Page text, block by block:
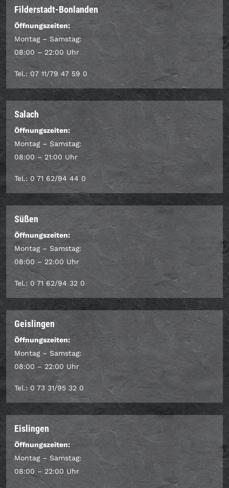
Filderstadt-Bonlanden
Öffnungszeiten:
Montag – Samstag:
08:00 – 22:00 Uhr
Tel.: 07 11/79 47 59 0
Salach
Öffnungszeiten:
Montag – Samstag:
08:00 – 21:00 Uhr
Tel.: 0 71 62/94 44 0
Süßen
Öffnungszeiten:
Montag – Samstag:
08:00 – 22:00 Uhr
Tel.: 0 71 62/94 32 0
Geislingen
Öffnungszeiten:
Montag – Samstag:
08:00 – 22:00 Uhr
Tel.: 0 73 31/95 32 0
Eislingen
Öffnungszeiten:
Montag – Samstag:
08:00 – 22:00 Uhr